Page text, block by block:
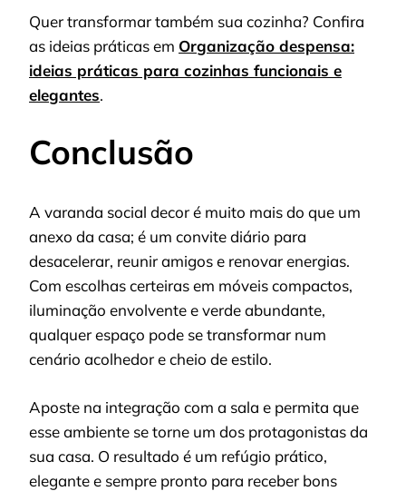
Quer transformar também sua cozinha? Confira
as ideias práticas em Organização despensa:
ideias práticas para cozinhas funcionais e
elegantes.
Conclusão
A varanda social decor é muito mais do que um
anexo da casa; é um convite diário para
desacelerar, reunir amigos e renovar energias.
Com escolhas certeiras em móveis compactos,
iluminação envolvente e verde abundante,
qualquer espaço pode se transformar num
cenário acolhedor e cheio de estilo.
Aposte na integração com a sala e permita que
esse ambiente se torne um dos protagonistas da
sua casa. O resultado é um refúgio prático,
elegante e sempre pronto para receber bons